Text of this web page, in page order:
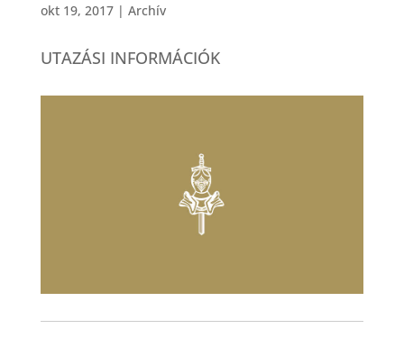
okt 19, 2017| Archív
UTAZÁSI INFORMÁCIÓK